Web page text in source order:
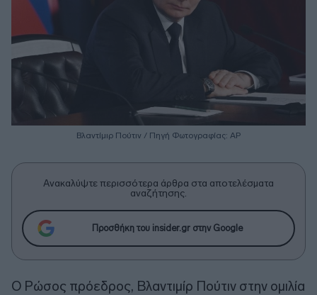
Βλαντίμιρ Πούτιν / Πηγή Φωτογραφίας: AP
Ανακαλύψτε περισσότερα άρθρα στα αποτελέσματα
αναζήτησης.
Προσθήκη του insider.gr στην Google
Ο Ρώσος πρόεδρος, Βλαντιμίρ Πούτιν στην ομιλία